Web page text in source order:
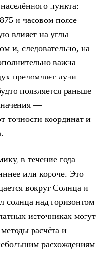
пункта:
и часовом поясе
влияет на углы
и, следовательно, на
важна
преломляет лучи
появляется раньше
—
точности координат и
в течение года
или короче. Это
вокруг Солнца и
солнца над горизонтом
источниках могут
расчёта и
расхождениям